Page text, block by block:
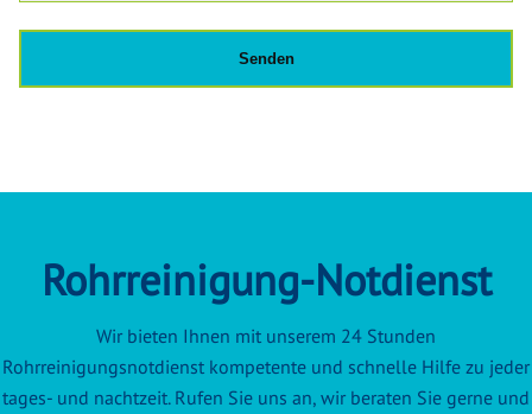
Rohrreinigung-Notdienst
Wir bieten Ihnen mit unserem 24 Stunden
Rohrreinigungsnotdienst kompetente und schnelle Hilfe zu jeder
tages- und nachtzeit. Rufen Sie uns an, wir beraten Sie gerne und